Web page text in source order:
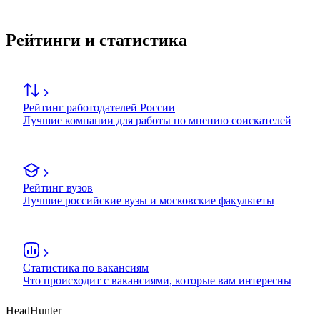
Рейтинги и статистика
Рейтинг работодателей России
Лучшие компании для работы по мнению соискателей
Рейтинг вузов
Лучшие российские вузы и московские факультеты
Статистика по вакансиям
Что происходит с вакансиями, которые вам интересны
HeadHunter